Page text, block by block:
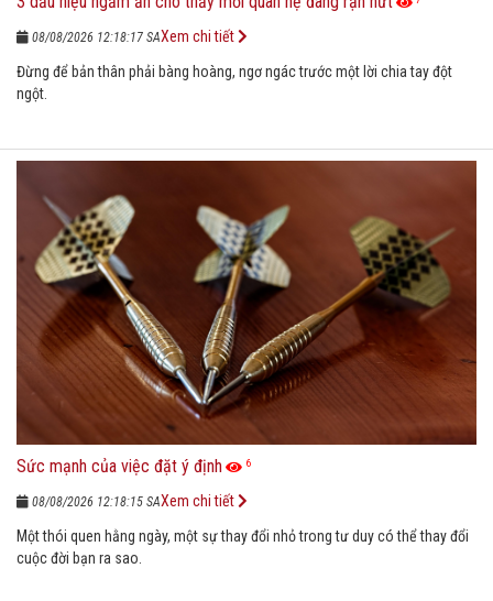
08/08/2026 12:18:17 SA
Đừng để bản thân phải bàng hoàng, ngơ ngác trước một lời chia tay đột
ngột.
Xem chi tiết
Sức mạnh của việc đặt ý định 6
08/08/2026 12:18:15 SA
Một thói quen hằng ngày, một sự thay đổi nhỏ trong tư duy có thể thay đổi
cuộc đời bạn ra sao.
Xem chi tiết